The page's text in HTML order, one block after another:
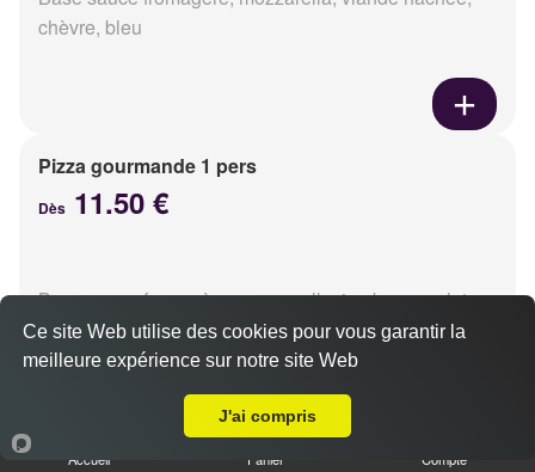
chèvre, bleu
Pizza gourmande 1 pers
Dès 11.50 €
Base sauce fromagère, mozzarella, jambon, poulet,
pommes de terre, oignons
Accueil Panier Compte
Ce site Web utilise des cookies pour vous garantir la
meilleure expérience sur notre site Web
J'ai compris